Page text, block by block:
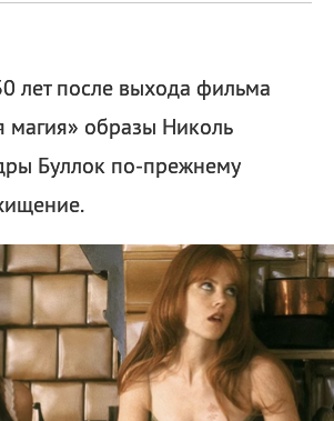
лет после выхода фильма
магия» образы Николь
Буллок по-прежнему